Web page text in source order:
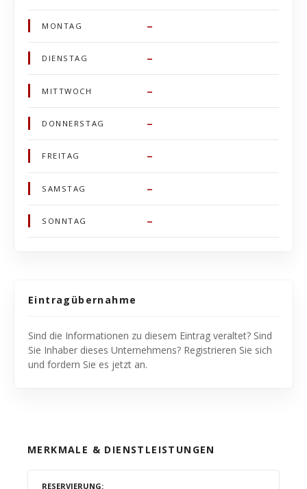
MONTAG –
DIENSTAG –
MITTWOCH –
DONNERSTAG –
FREITAG –
SAMSTAG –
SONNTAG –
Eintragübernahme
Sind die Informationen zu diesem Eintrag veraltet? Sind
Sie Inhaber dieses Unternehmens? Registrieren Sie sich
und fordern Sie es jetzt an.
MERKMALE & DIENSTLEISTUNGEN
RESERVIERUNG